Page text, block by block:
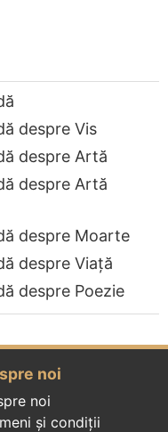
despre Vis
despre Artă
despre Artă
despre Moarte
despre Viață
despre Poezie
noi
noi
și condiții